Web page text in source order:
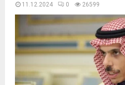
11.12.2024 0 26600